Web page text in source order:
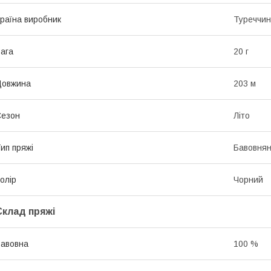
виробник
20 г
203 м
Літо
пряжі
Чорний
пряжі
100 %